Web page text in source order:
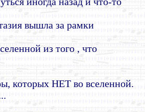
вышла за рамки
из того , что
которых НЕТ во вселенной.